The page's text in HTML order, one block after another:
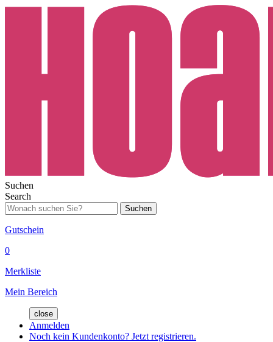
Suchen
Search
Suchen
Gutschein
0
Merkliste
Mein Bereich
close
Anmelden
Noch kein Kundenkonto? Jetzt registrieren.